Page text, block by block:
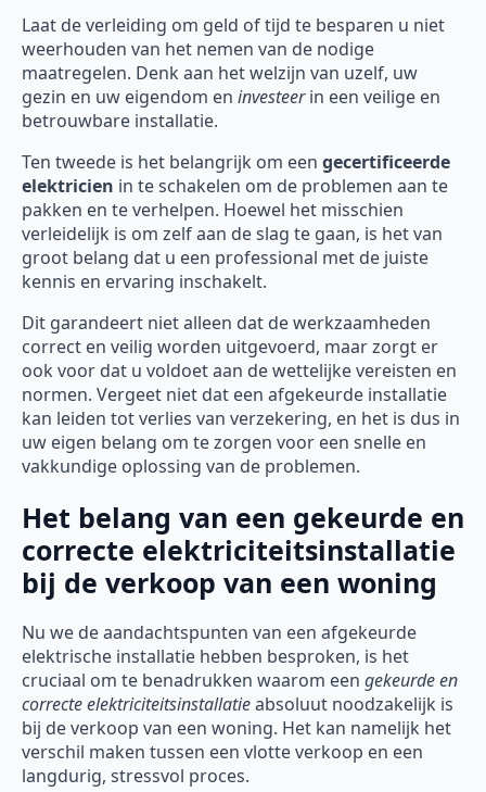
Laat de verleiding om geld of tijd te besparen u niet
weerhouden van het nemen van de nodige
maatregelen. Denk aan het welzijn van uzelf, uw
gezin en uw eigendom en investeerin een veilige en
betrouwbare installatie.
Ten tweede is het belangrijk om een gecertificeerde
elektricien in te schakelen om de problemen aan te
pakken en te verhelpen. Hoewel het misschien
verleidelijk is om zelf aan de slag te gaan, is het van
groot belang dat u een professional met de juiste
kennis en ervaring inschakelt.
Dit garandeert niet alleen dat de werkzaamheden
correct en veilig worden uitgevoerd, maar zorgt er
ook voor dat u voldoet aan de wettelijke vereisten en
normen. Vergeet niet dat een afgekeurde installatie
kan leiden tot verlies van verzekering, en het is dus in
uw eigen belang om te zorgen voor een snelle en
vakkundige oplossing van de problemen.
Het belang van een gekeurde en
correcte elektriciteitsinstallatie
bij de verkoop van een woning
Nu we de aandachtspunten van een afgekeurde
elektrische installatie hebben besproken, is het
cruciaal om te benadrukken waarom een gekeurde en
correcte elektriciteitsinstallatieabsoluut noodzakelijk is
bij de verkoop van een woning. Het kan namelijk het
verschil maken tussen een vlotte verkoop en een
langdurig, stressvol proces.